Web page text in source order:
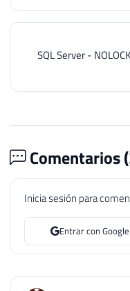
SQL Server -
Comentarios (
Inicia sesión para
Entrar con Google